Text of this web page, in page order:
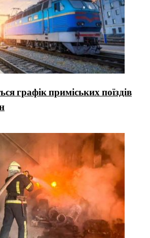
графік приміських поїздів